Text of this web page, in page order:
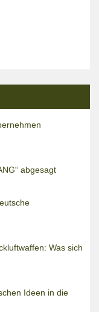
abgesagt
Was sich
Ideen in die